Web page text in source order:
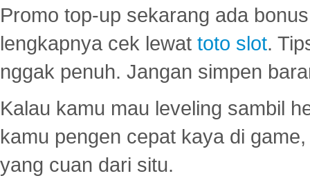
Promo top-up sekarang ada
lengkapnya cek lewat toto slot.
nggak penuh. Jangan simpen
Kalau kamu mau leveling sambil
kamu pengen cepat kaya di
yang cuan dari situ.